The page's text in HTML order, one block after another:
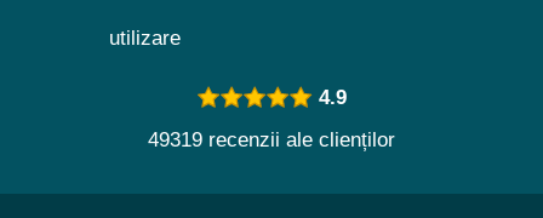
utilizare
4.9
49319 recenzii ale clienților